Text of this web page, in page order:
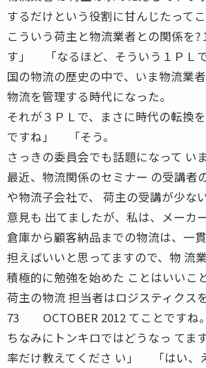
するだけという役割に甘んじたってこ
こういう荷主と物流業者との関係を?
す」 「なるほど、そういう１ＰＬ
国の物流の歴史の中で、いま物流業
物流を管理する時代になった。
それが３ＰＬで、まさに時代の転換
ですね」 「そう。
さっきの委員会でも話題になって い
最近、物流関係のセミナー の受講者
や物流子会社で、 荷主の受講が少な
意見も 出てましたが、私は、メーカ
倉庫から顧客納品までの物流は、一
担えばいいと思ってますので、物 流
積極的に勉強を始めた ことはいいこ
荷主の物流 担当者はロジスティクス
73 OCTOBER 2012 てことですね。
ちなみにトンキロではどうなっ て
率だけ教えてくださ い」 「はい、